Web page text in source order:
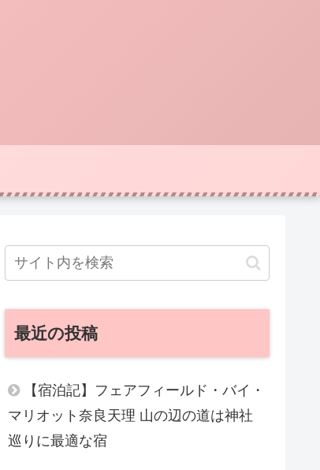
最近の投稿
【宿泊記】フェアフィールド・バイ・
マリオット奈良天理 山の辺の道は神社
巡りに最適な宿